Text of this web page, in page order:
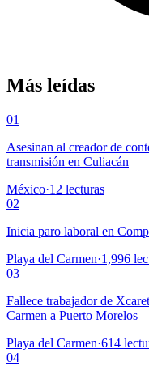
Más leídas
01
Asesinan al creador de
transmisión en Culiacán
México·12 lecturas
02
Inicia paro laboral en
Playa del Carmen·1,996
03
Fallece trabajador de
Carmen a Puerto Morelos
Playa del Carmen·614
04